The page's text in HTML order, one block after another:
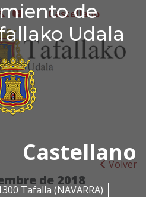
de
Udala
Castellano
Tafalla (NAVARRA)
de
twitter
youtubeCastellano
Volver
de 2018